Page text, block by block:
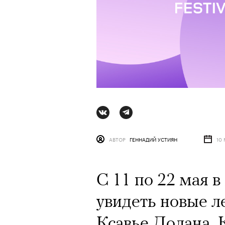
АВТОР ГЕННАДИЙ УСТИЯН 10
С 11 по 22 мая
увидеть новые